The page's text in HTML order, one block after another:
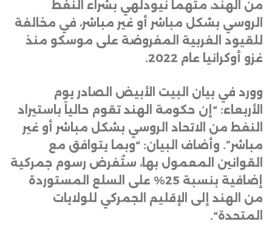
من الهند، متهماً نيودلهي بشراء النفط
الروسي بشكل مباشر أو غير مباشر، في مخالفة
للقيود الغربية المفروضة على موسكو منذ
غزو أوكرانيا عام 2022
.
وورد في بيان البيت الأبيض الصادر يوم
الأربعاء: “إن حكومة الهند تقوم حالياً باستيراد
النفط من الاتحاد الروسي بشكل مباشر أو غير
مباشر”. وأضاف البيان: “وبما يتوافق مع
القوانين المعمول بها، ستُفرض رسوم جمركية
إضافية بنسبة 25% على السلع المستوردة
من الهند إلى الإقليم الجمركي للولايات
المتحدة“.